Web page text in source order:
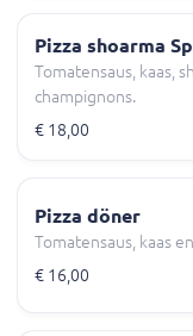
Pizza shoarma
Tomatensaus, kaas,
champignons.
€ 18,00
Pizza döner
Tomatensaus, kaas
€ 16,00